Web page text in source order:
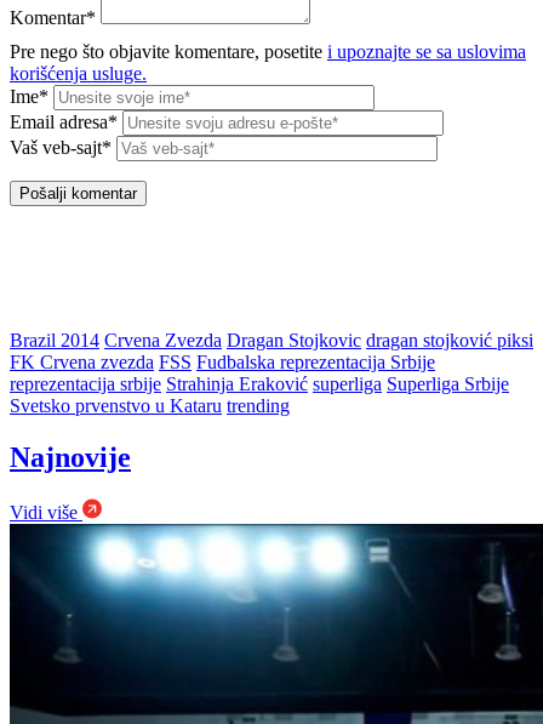
Komentar*
Pre nego što objavite komentare, posetite i upoznajte se sa uslovima
korišćenja usluge.
Ime*
Email adresa*
Vaš veb-sajt*
Brazil 2014 Crvena Zvezda Dragan Stojkovic dragan stojković piksi
FK Crvena zvezda FSS Fudbalska reprezentacija Srbije
reprezentacija srbije Strahinja Eraković superliga Superliga Srbije
Svetsko prvenstvo u Kataru trending
Najnovije
Vidi više